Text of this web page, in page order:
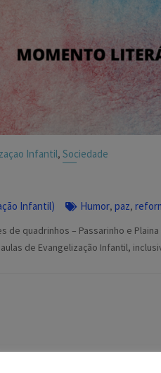
Infantil,Sociedade
Infantil) Humor,paz,
quadrinhos – Passarinho e
de Evangelização Infantil,